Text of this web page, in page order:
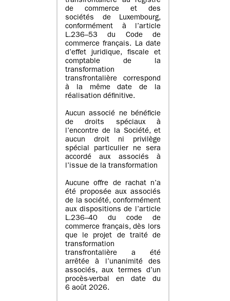
de commerce et des
sociétés de Luxembourg,
conformément à l’article
L.236–53 du Code de
commerce français. La date
d’effet juridique, fiscale et
comptable de la
transformation
transfrontalière correspond
à la même date de la
réalisation définitive.
Aucun associé ne bénéficie
de droits spéciaux à
l’encontre de la Société, et
aucun droit ni privilège
spécial particulier ne sera
accordé aux associés à
l’issue de la transformation
Aucune offre de rachat n’a
été proposée aux associés
de la société, conformément
aux dispositions de l’article
L.236–40 du code de
commerce français, dès lors
que le projet de traité de
transformation
transfrontalière a été
arrêtée à l’unanimité des
associés, aux termes d’un
procès-verbal en date du
6 août 2026.